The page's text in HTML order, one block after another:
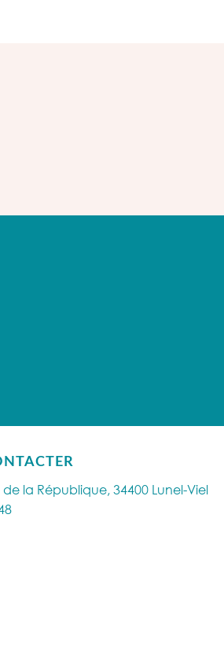
la République, 34400 Lunel-Viel